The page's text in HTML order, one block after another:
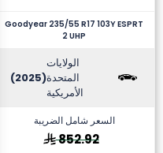
Goodyear 235/55 R17 103Y ESPRT
2 UHP
الولايات
المتحدة
الأمريكية
(2025)
السعر شامل الضريبة
852.92